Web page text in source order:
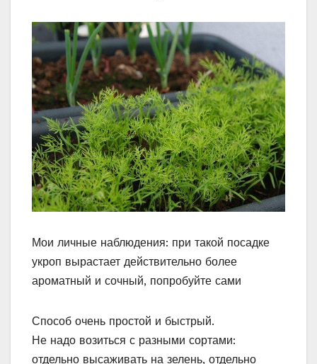
Мои личные наблюдения: при такой посадке
укроп вырастает действительно более
ароматный и сочный, попробуйте сами
Способ очень простой и быстрый.
Не надо возиться с разными сортами:
отдельно высаживать на зелень, отдельно